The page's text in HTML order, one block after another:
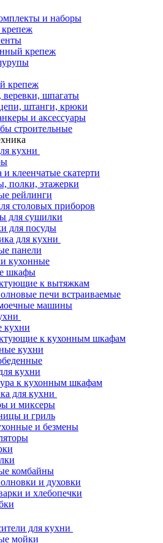
и наборы
крепеж
крепеж
веревки, шпагаты
штанги, крюки
и аксессуары
строительные
кухни
и клеенчатые скатерти
полки, этажерки
рейлинги
столовых приборов
для сушилки
для посуды
для кухни
панели
кухонные
шкафы
к вытяжкам
печи встраиваемые
машины
кухни
к кухонным шкафам
кухни
кухни
к кухонным шкафам
для кухни
и миксеры
и гриль
и безмены
комбайны
и духовки
и хлебопечки
для кухни
мойки